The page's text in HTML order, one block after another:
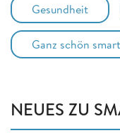
Gesundheit
Ganz schön
NEUES ZU